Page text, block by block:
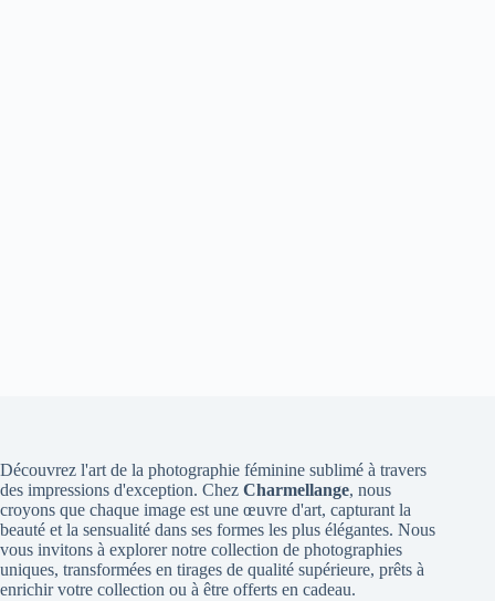
Découvrez l'art de la photographie féminine sublimé à travers
des impressions d'exception. Chez Charmellange, nous
croyons que chaque image est une œuvre d'art, capturant la
beauté et la sensualité dans ses formes les plus élégantes. Nous
vous invitons à explorer notre collection de photographies
uniques, transformées en tirages de qualité supérieure, prêts à
enrichir votre collection ou à être offerts en cadeau.